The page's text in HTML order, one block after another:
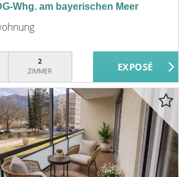
Whg. am bayerischen Meer
2
ZIMMER